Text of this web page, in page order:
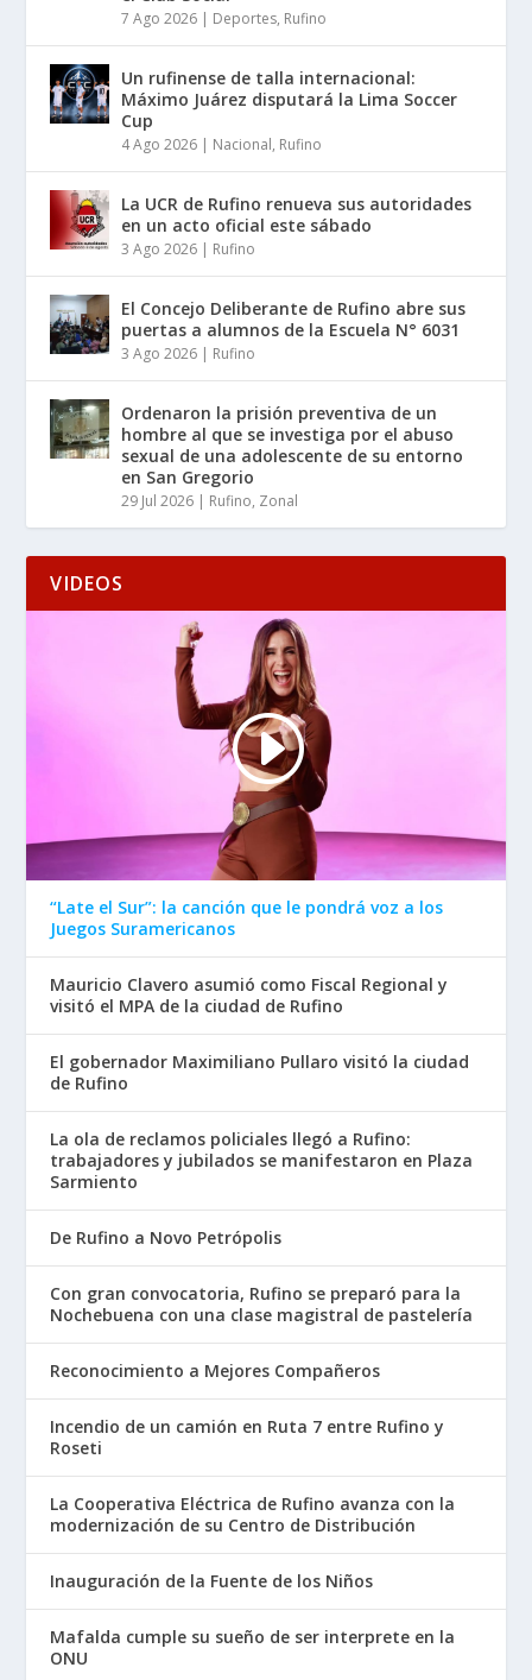
7 Ago 2026 | Deportes, Rufino
Un rufinense de talla internacional:
Máximo Juárez disputará la Lima Soccer
Cup
4 Ago 2026 | Nacional, Rufino
La UCR de Rufino renueva sus autoridades
en un acto oficial este sábado
3 Ago 2026 | Rufino
El Concejo Deliberante de Rufino abre sus
puertas a alumnos de la Escuela N° 6031
3 Ago 2026 | Rufino
Ordenaron la prisión preventiva de un
hombre al que se investiga por el abuso
sexual de una adolescente de su entorno
en San Gregorio
29 Jul 2026 | Rufino, Zonal
VIDEOS
“Late el Sur”: la canción que le pondrá voz a los
Juegos Suramericanos
Mauricio Clavero asumió como Fiscal Regional y
visitó el MPA de la ciudad de Rufino
El gobernador Maximiliano Pullaro visitó la ciudad
de Rufino
La ola de reclamos policiales llegó a Rufino:
trabajadores y jubilados se manifestaron en Plaza
Sarmiento
De Rufino a Novo Petrópolis
Con gran convocatoria, Rufino se preparó para la
Nochebuena con una clase magistral de pastelería
Reconocimiento a Mejores Compañeros
Incendio de un camión en Ruta 7 entre Rufino y
Roseti
La Cooperativa Eléctrica de Rufino avanza con la
modernización de su Centro de Distribución
Inauguración de la Fuente de los Niños
Mafalda cumple su sueño de ser interprete en la
ONU